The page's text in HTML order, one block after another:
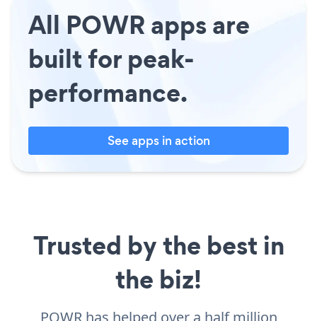
All POWR apps are
built for peak-
performance.
See apps in action
Trusted by the best in
the biz!
POWR has helped over a half million